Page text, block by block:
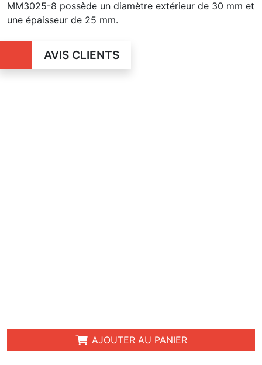
MM3025-8 possède un diamètre extérieur de 30 mm et
une épaisseur de 25 mm.
AVIS CLIENTS
AJOUTER AU PANIER